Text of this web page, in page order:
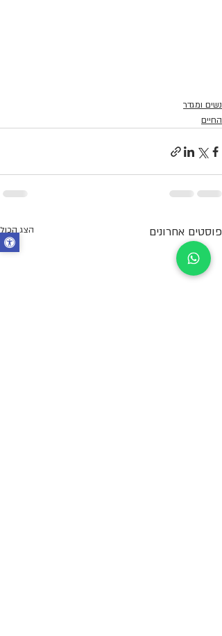
נשים ומגדר
החיים
פוסטים אחרונים הצג הכול